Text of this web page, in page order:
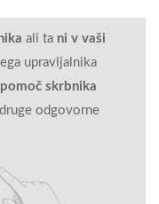
ali ta ni v vaši
upravljalnika
skrbnika
odgovorne